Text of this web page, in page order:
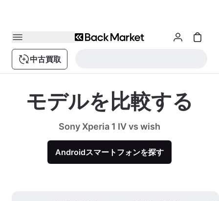
中古買取
モデルを比較する
Sony Xperia 1 IV vs wish
Androidスマートフォンを探す